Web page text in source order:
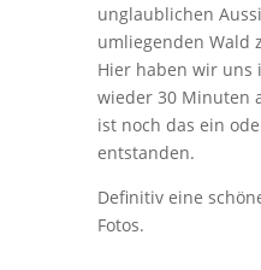
unglaublichen
umliegenden Wald
Hier haben wir uns
wieder 30 Minuten
ist noch das ein
entstanden.
Definitiv eine
Fotos.